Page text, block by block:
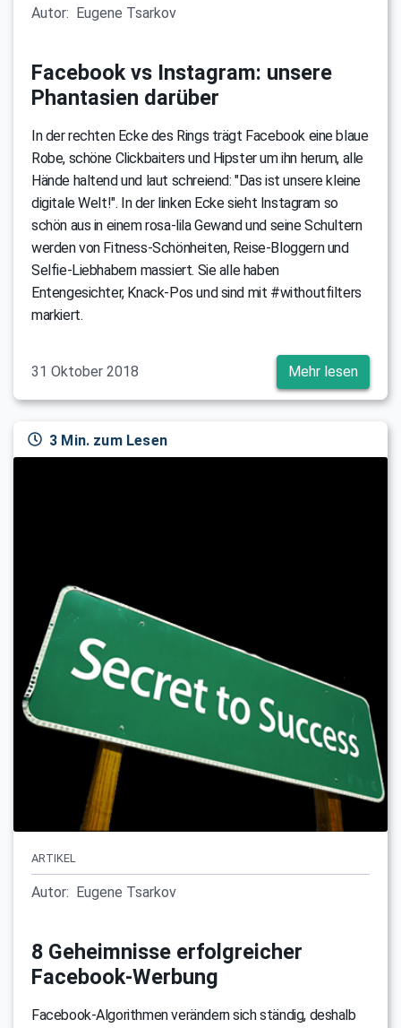
Autor: Eugene Tsarkov
Facebook vs Instagram: unsere
Phantasien darüber
In der rechten Ecke des Rings trägt Facebook eine blaue
Robe, schöne Clickbaiters und Hipster um ihn herum, alle
Hände haltend und laut schreiend: "Das ist unsere kleine
digitale Welt!". In der linken Ecke sieht Instagram so
schön aus in einem rosa-lila Gewand und seine Schultern
werden von Fitness-Schönheiten, Reise-Bloggern und
Selfie-Liebhabern massiert. Sie alle haben
Entengesichter, Knack-Pos und sind mit #withoutfilters
markiert.
31 Oktober 2018 Mehr lesen
3 Min. zum Lesen
ARTIKEL
Autor: Eugene Tsarkov
8 Geheimnisse erfolgreicher
Facebook-Werbung
Facebook-Algorithmen verändern sich ständig, deshalb